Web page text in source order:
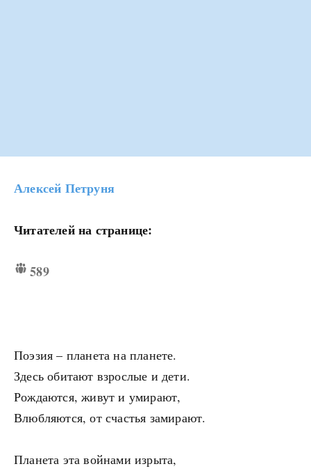
Алексей Петруня
Читателей на странице:
589
Поэзия – планета на планете.
Здесь обитают взрослые и дети.
Рождаются, живут и умирают,
Влюбляются, от счастья замирают.
Планета эта войнами изрыта,